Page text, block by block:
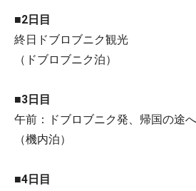
■2日目
終日ドブロブニク観光
（ドブロブニク泊）
■3日目
午前：ドブロブニク発、帰国の途へ
（機内泊）
■4日目